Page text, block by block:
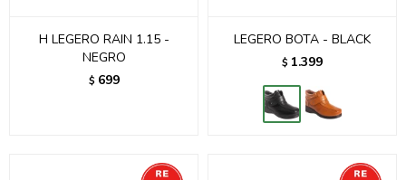
H LEGERO RAIN 1.15 -
NEGRO
$ 699
LEGERO BOTA - BLACK
$ 1.399